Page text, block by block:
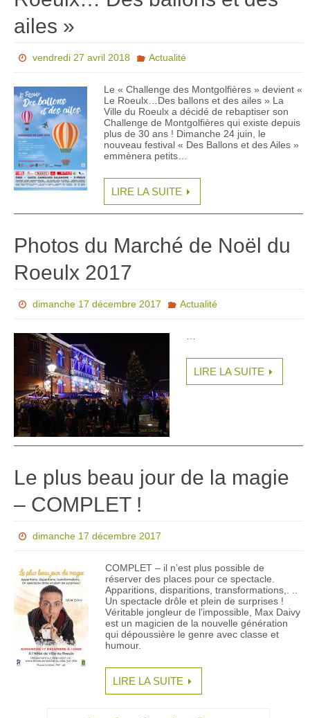
ailes »
vendredi 27 avril 2018 Actualité
Le « Challenge des Montgolfières » devient «
Le Roeulx…Des ballons et des ailes » La
Ville du Roeulx a décidé de rebaptiser son
Challenge de Montgolfières qui existe depuis
plus de 30 ans ! Dimanche 24 juin, le
nouveau festival « Des Ballons et des Ailes »
emmènera petits…
LIRE LA SUITE
Photos du Marché de Noël du
Roeulx 2017
dimanche 17 décembre 2017 Actualité
LIRE LA SUITE
Le plus beau jour de la magie
– COMPLET !
dimanche 17 décembre 2017
COMPLET – il n’est plus possible de
réserver des places pour ce spectacle.
Apparitions, disparitions, transformations,. ..
Un spectacle drôle et plein de surprises !
Véritable jongleur de l’impossible, Max Daivy
est un magicien de la nouvelle génération
qui dépoussière le genre avec classe et
humour.
LIRE LA SUITE